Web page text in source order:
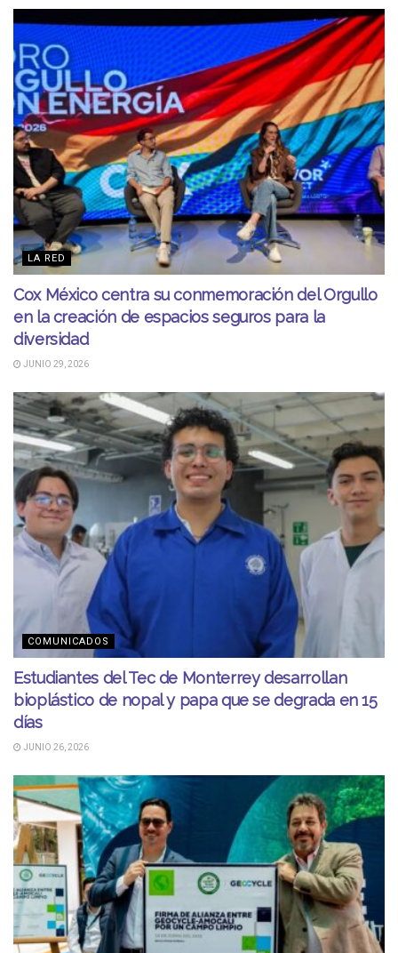
LA RED
Cox México centra su conmemoración del Orgullo
en la creación de espacios seguros para la
diversidad
JUNIO 29, 2026
COMUNICADOS
Estudiantes del Tec de Monterrey desarrollan
bioplástico de nopal y papa que se degrada en 15
días
JUNIO 26, 2026